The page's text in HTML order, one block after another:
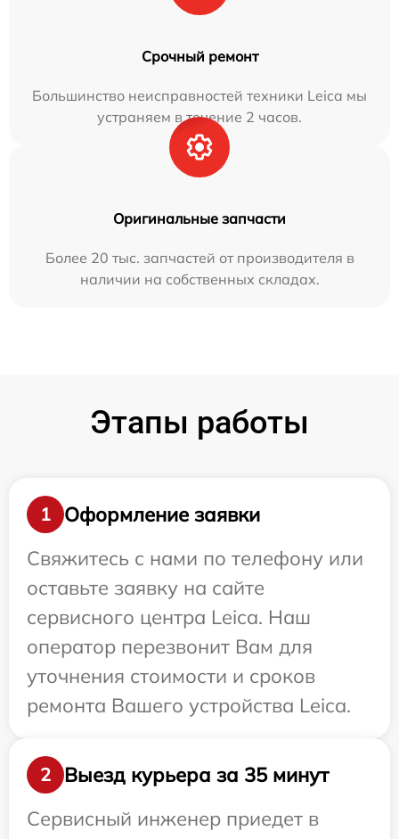
Срочный ремонт
Большинство неисправностей техники Leica мы
устраняем в течение 2 часов.
Оригинальные запчасти
Более 20 тыс. запчастей от производителя в
наличии на собственных складах.
Этапы работы
1
Оформление заявки
Свяжитесь с нами по телефону или
оставьте заявку на сайте
сервисного центра Leica. Наш
оператор перезвонит Вам для
уточнения стоимости и сроков
ремонта Вашего устройства Leica.
2
Выезд курьера за 35 минут
Сервисный инженер приедет в